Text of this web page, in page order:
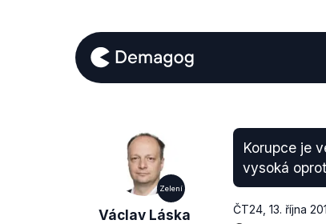
Zelení
Václav Láska
Korupce je
vysoká
ČT24, 13. října